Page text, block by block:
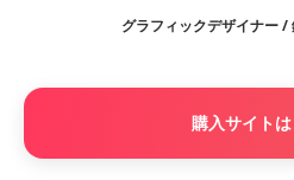
グラフィックデザイナー
購入サイト